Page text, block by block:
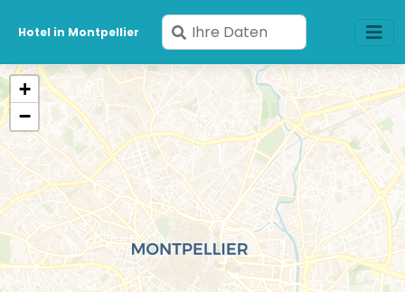
Hotel in Montpellier
Geben
Sie
Ihre
Daten
ein
+
−